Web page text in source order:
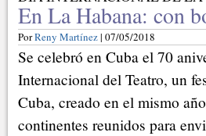
En La Habana: con
PorReny Martínez| 07/05/2018
Se celebró en Cuba el 70
Internacional del Teatro, un
Cuba, creado en el mismo
continentes reunidos para